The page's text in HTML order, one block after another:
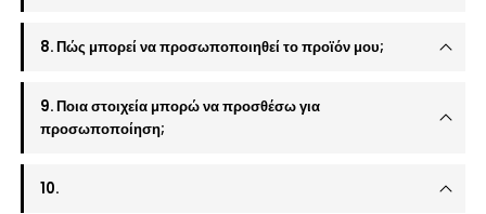
8. Πώς μπορεί να προσωποποιηθεί το προϊόν μου;
9. Ποια στοιχεία μπορώ να προσθέσω για
προσωποποίηση;
10.